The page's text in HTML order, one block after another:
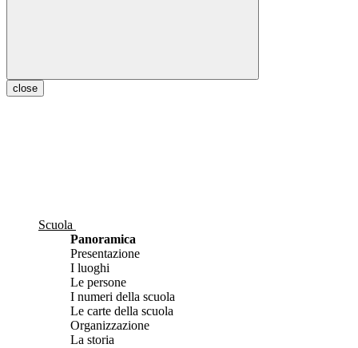
close
Scuola
Panoramica
Presentazione
I luoghi
Le persone
I numeri della scuola
Le carte della scuola
Organizzazione
La storia